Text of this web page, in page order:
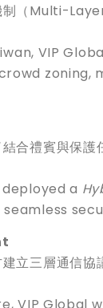
制（Multi-
VIP
zoning,
合禮賓與保
a
立三層通信
VIP Global